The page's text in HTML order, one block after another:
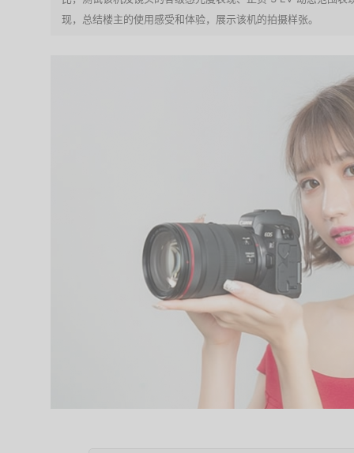
现，总结楼主的使用感受和体验，展示该机的拍摄样张。